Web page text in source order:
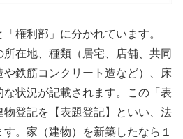
権利部」に分かれています。
所在地、種類（居宅、店舗、共同
鉄筋コンクリート造など）、床
状況が記載されます。この「表
登記を【表題登記】といい、法
。家（建物）を新築したなら１